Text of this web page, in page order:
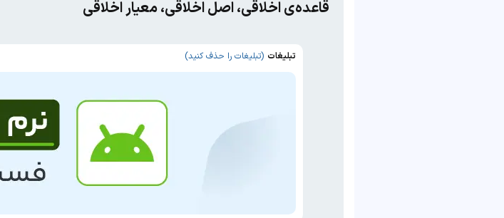
قاعده‌ی اخلاقی، اصل اخلاقی، معیار اخلاقی
تبلیغات (تبلیغات را حذف کنید)